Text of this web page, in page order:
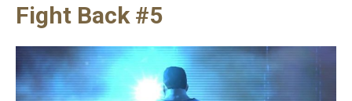
Fight Back #5